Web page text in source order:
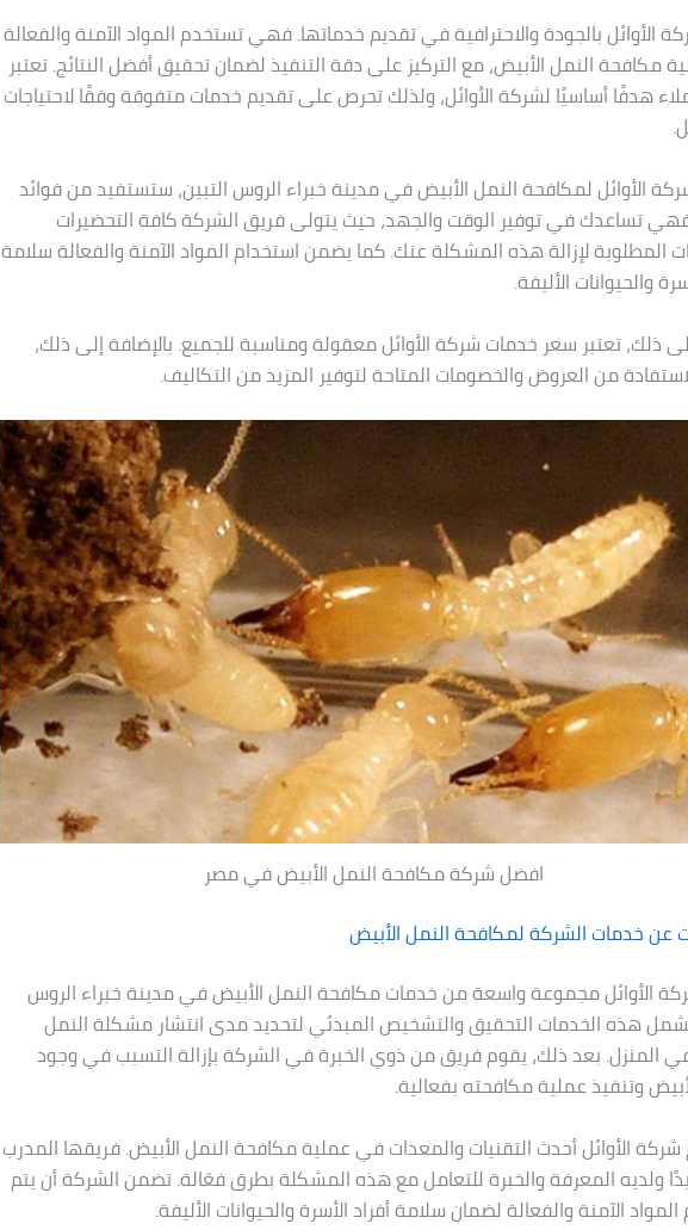
الأوائل بالجودة والاحترافية في تقديم خدماتها. فهي تستخدم المواد الآمنة والفعالة
مكافحة النمل الأبيض، مع التركيز على دقة التنفيذ لضمان تحقيق أفضل النتائج. تعتبر
هدفًا أساسيًا لشركة الأوائل، ولذلك تحرص على تقديم خدمات متفوقة وفقًا لاحتياجات
شركة الأوائل لمكافحة النمل الأبيض في مدينة خبراء الروس التبين، ستستفيد من فوائد
تساعدك في توفير الوقت والجهد، حيث يتولى فريق الشركة كافة التحضيرات
المطلوبة لإزالة هذه المشكلة عنك. كما يضمن استخدام المواد الآمنة والفعالة سلامة
والحيوانات الأليفة.
ذلك، تعتبر سعر خدمات شركة الأوائل معقولة ومناسبة للجميع. بالإضافة إلى ذلك،
من العروض والخصومات المتاحة لتوفير المزيد من التكاليف.
افضل شركة مكافحة النمل الأبيض في مصر
عن خدمات الشركة لمكافحة النمل الأبيض
الأوائل مجموعة واسعة من خدمات مكافحة النمل الأبيض في مدينة خبراء الروس
تشمل هذه الخدمات التحقيق والتشخيص المبدئي لتحديد مدى انتشار مشكلة النمل
المنزل. بعد ذلك، يقوم فريق من ذوي الخبرة في الشركة بإزالة التسبب في وجود
وتنفيذ عملية مكافحته بفعالية.
الأوائل أحدث التقنيات والمعدات في عملية مكافحة النمل الأبيض. فريقها المدرب
ولديه المعرفة والخبرة للتعامل مع هذه المشكلة بطرق فعّالة. تضمن الشركة أن يتم
الآمنة والفعالة لضمان سلامة أفراد الأسرة والحيوانات الأليفة.